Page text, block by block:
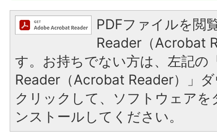
PDFファイルを閲
Reader（Acrobat
す。お持ちでない方は、左記の
Reader（Acrobat Reader）」
クリックして、ソフトウェア
ンストールしてください。